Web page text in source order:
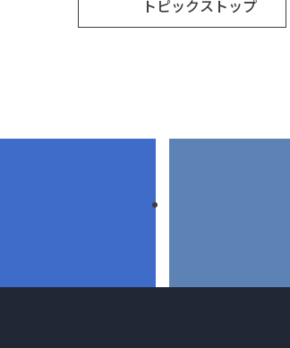
トピックストップ